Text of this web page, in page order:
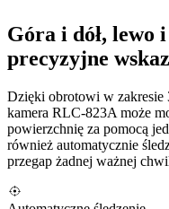
Góra i dół, lewo
precyzyjne
Dzięki obrotowi w zakresie
kamera RLC-823A może
powierzchnię za pomocą
również automatycznie
przegap żadnej ważnej